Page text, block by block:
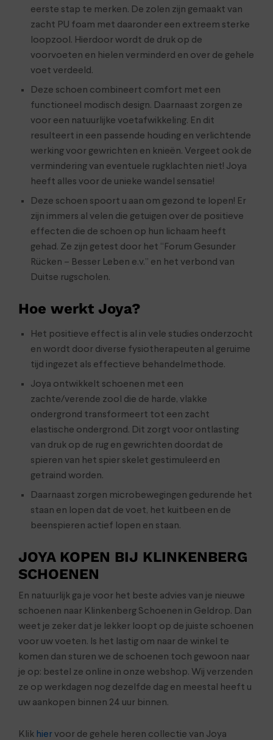
eerste stap te merken. De zolen zijn gemaakt van
zacht PU foam met daaronder een extreem sterke
loopzool. Hierdoor wordt de druk op de
voorvoeten en hielen verminderd en over de gehele
voet verdeeld.
Deze schoen combineert comfort met een
functioneel modisch design. Daarnaast zorgen ze
voor een natuurlijke voetafwikkeling. En dit
resulteert in een passende houding en verlichtende
werking voor gewrichten en knieën. Vergeet ook de
vermindering van eventuele rugklachten niet! Joya
heeft alles voor de unieke wandel sensatie!
Deze schoen spoort u aan om gezond te lopen! Er
zijn immers al velen die getuigen over de positieve
effecten die de schoen op hun lichaam heeft
gehad. Ze zijn getest door het “Forum Gesunder
Rücken – Besser Leben e.v.” en het verbond van
Duitse rugscholen.
Hoe werkt Joya?
Het positieve effect is al in vele studies onderzocht
en wordt door diverse fysiotherapeuten al geruime
tijd ingezet als effectieve behandelmethode.
Joya ontwikkelt schoenen met een
zachte/verende zool die de harde, vlakke
ondergrond transformeert tot een zacht
elastische ondergrond. Dit zorgt voor ontlasting
van druk op de rug en gewrichten doordat de
spieren van het spier skelet gestimuleerd en
getraind worden.
Daarnaast zorgen microbewegingen gedurende het
staan en lopen dat de voet, het kuitbeen en de
beenspieren actief lopen en staan.
JOYA KOPEN BIJ KLINKENBERG
SCHOENEN
En natuurlijk ga je voor het beste advies van je nieuwe
schoenen naar Klinkenberg Schoenen in Geldrop. Dan
weet je zeker dat je lekker loopt op de juiste schoenen
voor uw voeten. Is het lastig om naar de winkel te
komen dan sturen we de schoenen toch gewoon naar
je op: bestel ze online in onze webshop. Wij verzenden
ze op werkdagen nog dezelfde dag en meestal heeft u
uw aankopen binnen 24 uur binnen.
Klik hiervoor de gehele heren collectie van Joya